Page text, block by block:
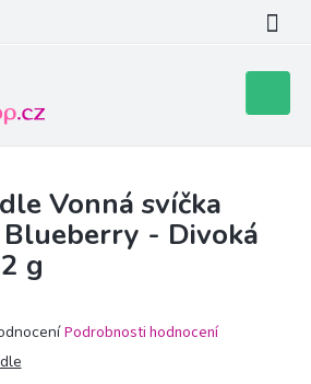
košík
Vonná svíčka
- Divoká
g
Podrobnosti hodnocení